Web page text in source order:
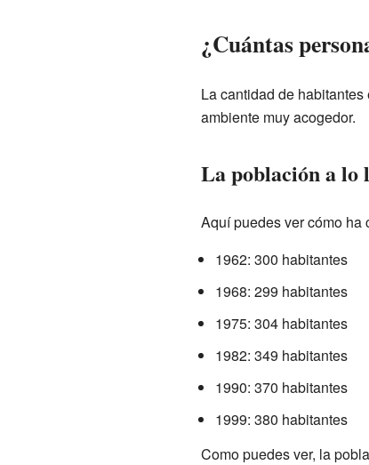
¿Cuántas
La cantidad de
ambiente muy acogedor.
La población a lo
Aquí puedes ver cómo ha
1962: 300 habitantes
1968: 299 habitantes
1975: 304 habitantes
1982: 349 habitantes
1990: 370 habitantes
1999: 380 habitantes
Como puedes ver, la